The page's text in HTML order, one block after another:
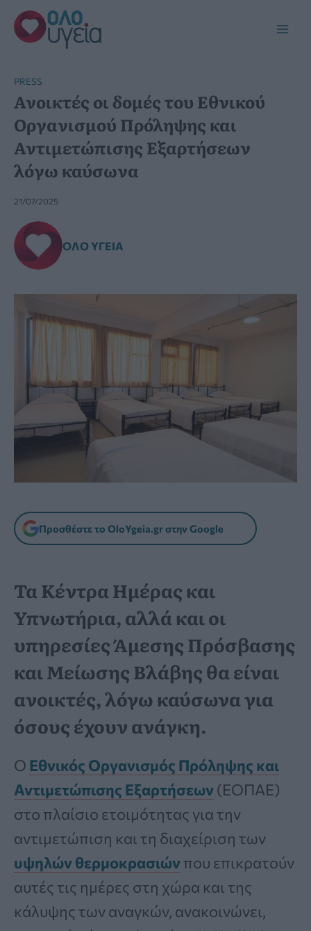
Μετάβαση
στο
περιεχόμενο
PRESS
Ανοικτές οι δομές του Εθνικού
Οργανισμού Πρόληψης και
Αντιμετώπισης Εξαρτήσεων
λόγω καύσωνα
21/07/2025
ΌΛΟ ΥΓΕΊΑ
Προσθέστε το OloYgeia.gr στην Google
Τα Κέντρα Ημέρας και
Υπνωτήρια, αλλά και οι
υπηρεσίες Άμεσης Πρόσβασης
και Μείωσης Βλάβης θα είναι
ανοικτές, λόγω καύσωνα για
όσους έχουν ανάγκη.
Ο Εθνικός Οργανισμός Πρόληψης και
Αντιμετώπισης Εξαρτήσεων(ΕΟΠΑΕ)
στο πλαίσιο ετοιμότητας για την
αντιμετώπιση και τη διαχείριση των
υψηλών θερμοκρασιώνπου επικρατούν
αυτές τις ημέρες στη χώρα και της
κάλυψης των αναγκών, ανακοινώνει,